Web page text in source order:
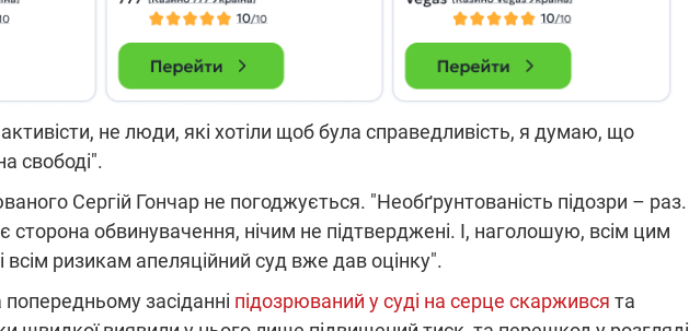
не люди, які хотіли щоб була справедливість, я думаю, що
свободі".
Сергій Гончар не погоджується. "Необґрунтованість підозри – раз.
сторона обвинувачення, нічим не підтверджені. І, наголошую, всім цим
всім ризикам апеляційний суд вже дав оцінку".
засіданні підозрюваний у суді на серце скаржився та